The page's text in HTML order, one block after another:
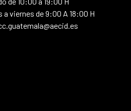
a viernes de 9:00 A 18:00 H